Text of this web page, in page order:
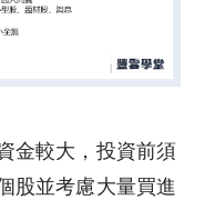
金較大，投資前須
股並考慮大量買進